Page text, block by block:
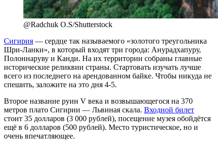
@Radchuk O.S/Shutterstock
Сигирия — сердце так называемого «золотого треугольника
Шри-Ланки», в который входят три города: Анурадхапуру,
Полоннаруву и Канди. На их территории собраны главные
исторические реликвии страны. Стартовать изучать лучше
всего из последнего на арендованном байке. Чтобы никуда не
спешить, заложите на это дня 4-5.
Второе название руин V века и возвышающегося на 370
метров плато Сигирии — Львиная скала. Входной билет
стоит 35 долларов (3 000 рублей), посещение музея обойдётся
ещё в 6 долларов (500 рублей). Место туристическое, но и
очень впечатляющее.